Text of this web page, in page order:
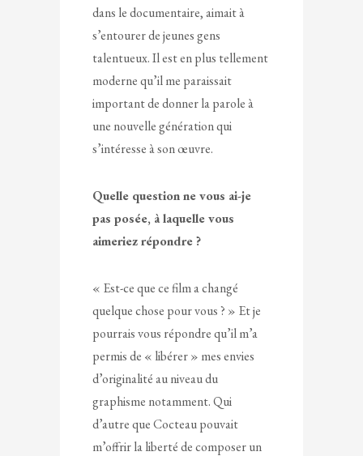
dans le documentaire, aimait à
s’entourer de jeunes gens
talentueux. Il est en plus tellement
moderne qu’il me paraissait
important de donner la parole à
une nouvelle génération qui
s’intéresse à son œuvre.
Quelle question ne vous ai-je
pas posée, à laquelle vous
aimeriez répondre ?
« Est-ce que ce film a changé
quelque chose pour vous ? » Et je
pourrais vous répondre qu’il m’a
permis de « libérer » mes envies
d’originalité au niveau du
graphisme notamment. Qui
d’autre que Cocteau pouvait
m’offrir la liberté de composer un